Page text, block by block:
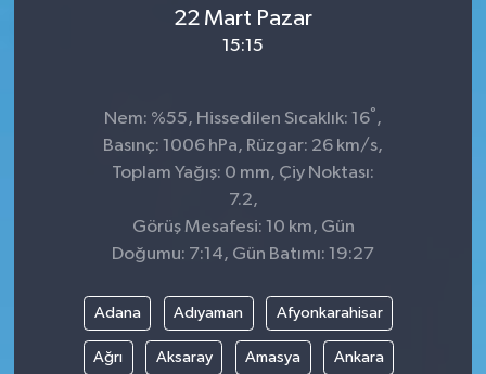
22 Mart Pazar
15:15
Nem: %55, Hissedilen Sıcaklık: 16° ,
Basınç: 1006 hPa, Rüzgar: 26 km/s,
Toplam Yağış: 0 mm, Çiy Noktası:
7.2,
Görüş Mesafesi: 10 km, Gün
Doğumu: 7:14, Gün Batımı: 19:27
Adana Adıyaman Afyonkarahisar
Ağrı Aksaray Amasya Ankara